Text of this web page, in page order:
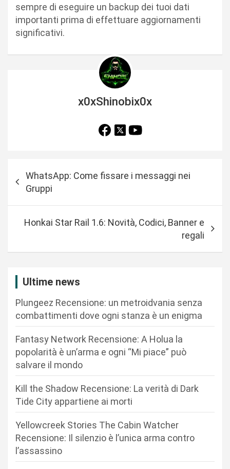
sempre di eseguire un backup dei tuoi dati
importanti prima di effettuare aggiornamenti
significativi.
x0xShinobix0x
a
WhatsApp: Come fissare i messaggi nei
Gruppi
Honkai Star Rail 1.6: Novità, Codici, Banner e
regali
Ultime news
Plungeez Recensione: un metroidvania senza
combattimenti dove ogni stanza è un enigma
Fantasy Network Recensione: A Holua la
popolarità è un’arma e ogni “Mi piace” può
salvare il mondo
Kill the Shadow Recensione: La verità di Dark
Tide City appartiene ai morti
Yellowcreek Stories The Cabin Watcher
Recensione: Il silenzio è l’unica arma contro
l’assassino